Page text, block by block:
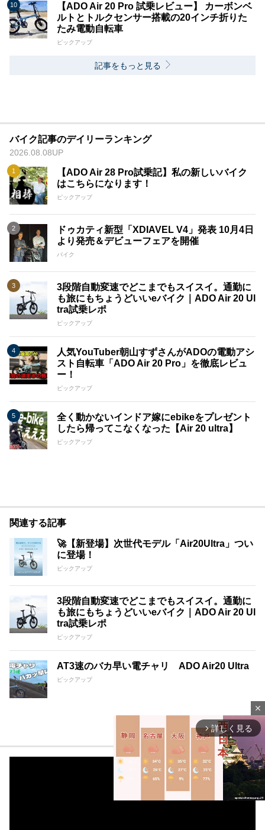
【ADO Air 20 Pro 試乗レビュー】 カーボンベ
ルトとトルクセンサー搭載の20インチ折りた
たみ電動自転車
ピックアップ
記事をもっと見る
バイク記事のデイリーランキング
2026.08.08UP
【ADO Air 28 Pro試乗記】私の新しいバイク
はこちらになります！
ピックアップ
ドゥカティ新型「XDIAVEL V4」発表 10月4日
より発売＆デビューフェアを開催
バイク
3段階自動変速でどこまでもスイスイ。通勤に
も旅にもちょうどいいeバイク｜ADO Air 20 Ul
tra試乗レポ
ピックアップ
人気YouTuber朝山すずさんがADOの電動アシ
スト自転車「ADO Air 20 Pro」を徹底レビュ
ー！
ピックアップ
全く動かないインドア嫁にebikeをプレゼント
したら帰ってこなくなった【Air 20 ultra】
ピックアップ
関連する記事
🚀【新登場】次世代モデル「Air20Ultra」つい
に登場！
ピックアップ
3段階自動変速でどこまでもスイスイ。通勤に
も旅にもちょうどいいeバイク｜ADO Air 20 Ul
tra試乗レポ
ピックアップ
AT3速のバカ早い電チャリ ADO Air20 Ultra
ピックアップ
close
arrow_forward_ios 詳しく見る